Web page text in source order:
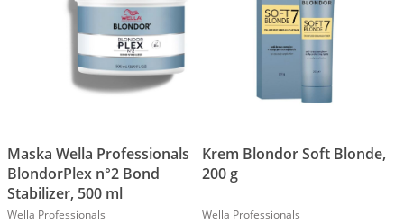
Maska Wella Professionals
BlondorPlex n°2 Bond
Stabilizer, 500 ml
Wella Professionals
Krem Blondor Soft Blonde,
200 g
Wella Professionals